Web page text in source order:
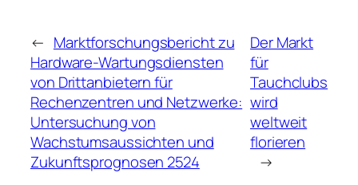
← Marktforschungsbericht zu
Hardware-Wartungsdiensten
von Drittanbietern für
Rechenzentren und Netzwerke:
Untersuchung von
Wachstumsaussichten und
Zukunftsprognosen 2524
Der Markt
für
Tauchclubs
wird
weltweit
florieren
→